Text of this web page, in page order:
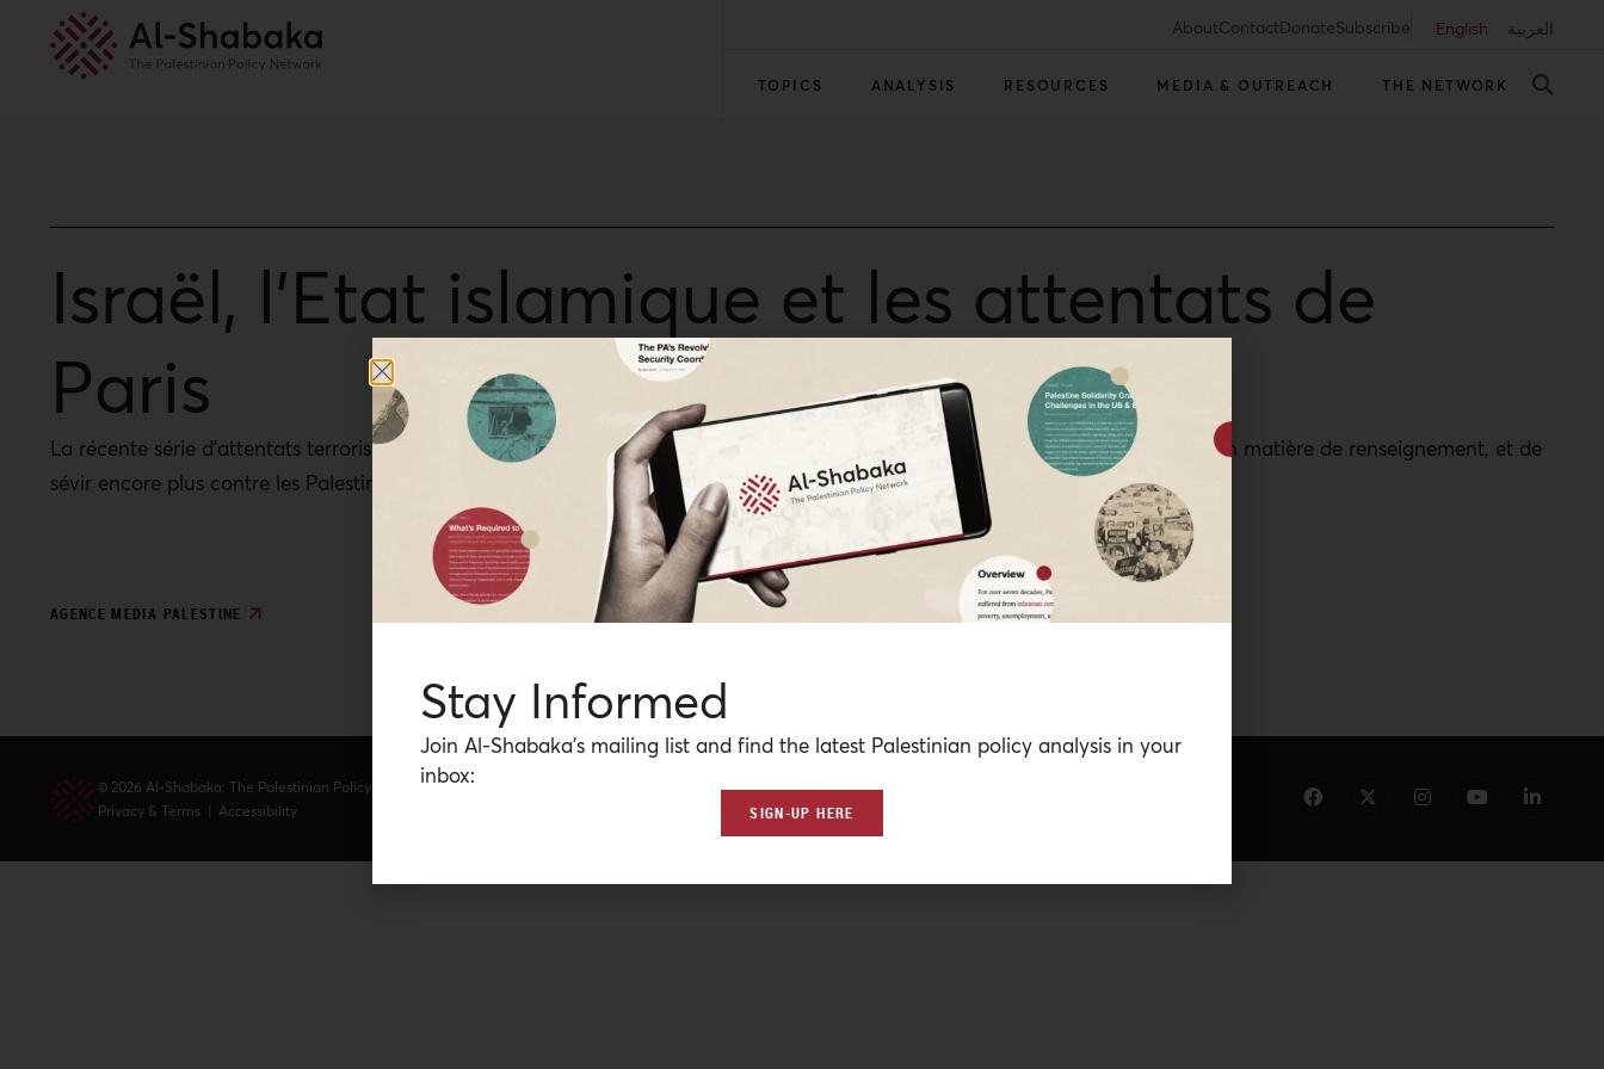
AboutContactDonateSubscribe English العربية
TOPICS ANALYSIS RESOURCES MEDIA & OUTREACH THE NETWORK
Israël, l’Etat islamique et les attentats de
Paris
La récente série d’attentats terroristes qui a frappé le monde a donné à Israël l’occasion de montrer ses capacités militaires et en matière de renseignement, et de
sévir encore plus contre les Palestiniens.
AGENCE MEDIA PALESTINE
© 2026 Al-Shabaka: The Palestinian Policy Network.
Privacy & Terms | Accessibility
Stay Informed
Join Al-Shabaka’s mailing list and find the latest Palestinian policy analysis in your
inbox:
SIGN-UP HERE